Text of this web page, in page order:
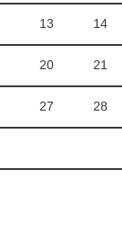
13 14
20 21
27 28